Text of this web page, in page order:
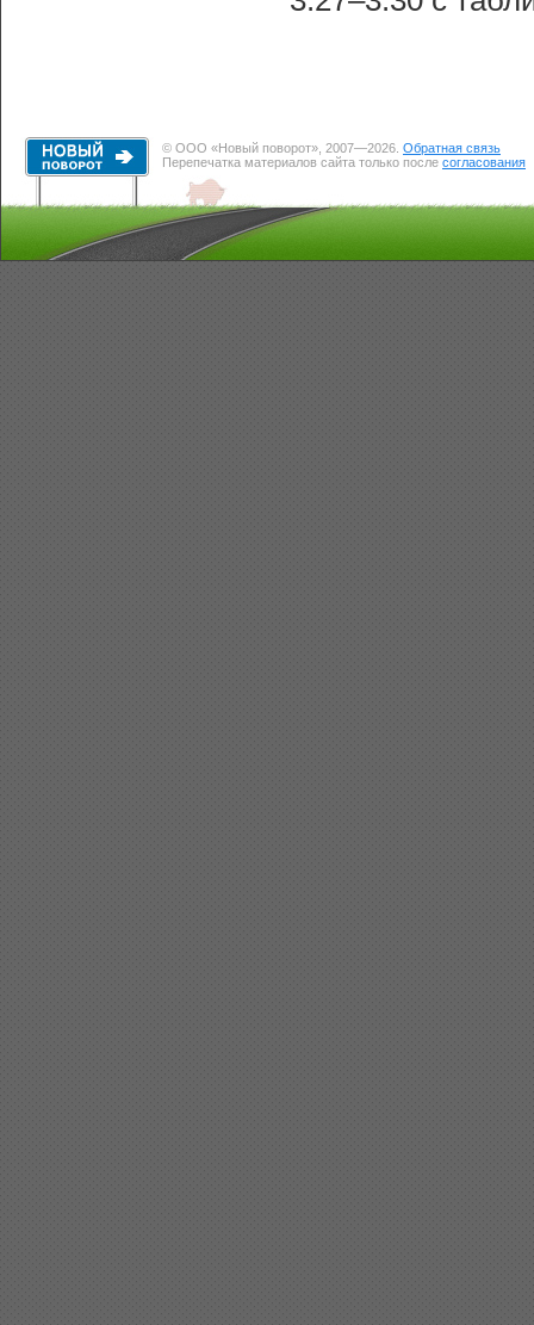
© ООО «Новый поворот», 2007—2026. Обратная связь
Перепечатка материалов сайта только после согласования